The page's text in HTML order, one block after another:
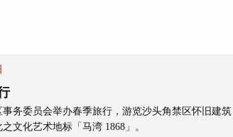
务委员会举办春季旅行，游览沙头角禁区怀旧建
文化艺术地标「马湾 1868」。